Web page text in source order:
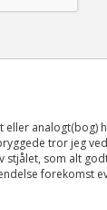
eller analogt(bog)
tror jeg
som alt
forekomst